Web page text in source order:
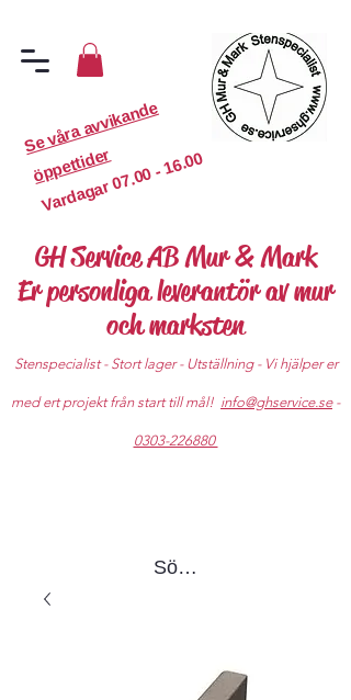
S
e
v
år
a
a
v
vi
k
a
n
d
e
ö
p
p
etti
d
er
Vardagar
07.00 - 16.00
GH Service AB Mur & Mark
Er personliga leverantör av mur
och marksten
Stenspecialist - Stort lager - Utställning - Vi hjälper er
med ert projekt från start till mål! info@ghservice.se-
0303-226880
Sök produkter